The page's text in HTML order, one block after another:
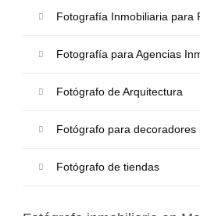
Fotografía Inmobiliaria para
Fotografía para Agencias
Fotógrafo de Arquitectura
Fotógrafo para decoradores
Fotógrafo de tiendas